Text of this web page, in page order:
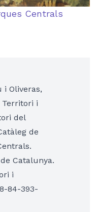
Centrals
i Oliveras,
i
del
de
Catalunya.
i
84-393-